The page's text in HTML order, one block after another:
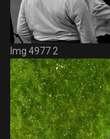
Img 4977 2